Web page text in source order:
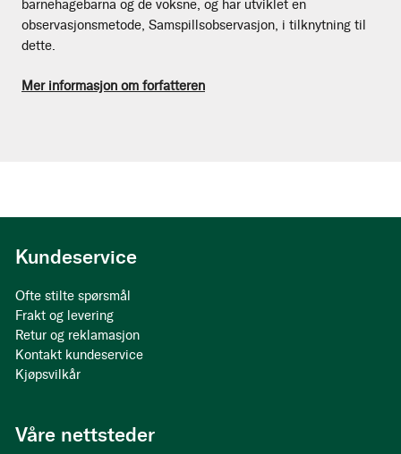
barnehagebarna og de voksne, og har utviklet en
observasjonsmetode, Samspillsobservasjon, i tilknytning til
dette.
Mer informasjon om forfatteren
Kundeservice
Ofte stilte spørsmål
Frakt og levering
Retur og reklamasjon
Kontakt kundeservice
Kjøpsvilkår
Våre nettsteder